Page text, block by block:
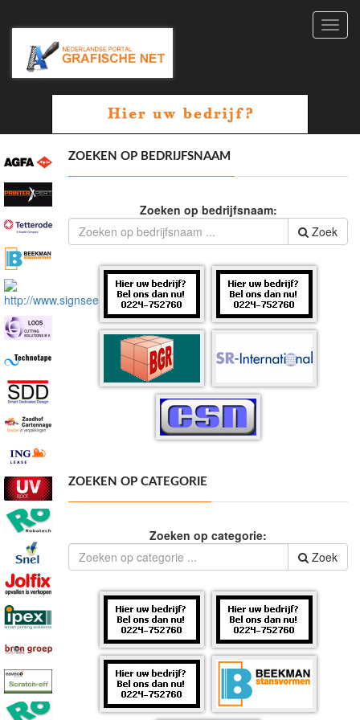
ZOEKEN OP BEDRIJFSNAAM
Zoeken op bedrijfsnaam:
Zoek
ZOEKEN OP CATEGORIE
Zoeken op categorie:
Zoek